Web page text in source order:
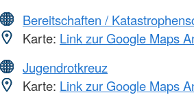
Bereitschaften /
Karte: Link zur Google Maps
Jugendrotkreuz
Karte: Link zur Google Maps